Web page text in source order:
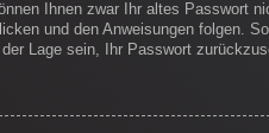
Ihnen zwar Ihr altes Passwort
und den Anweisungen folgen.
Lage sein, Ihr Passwort